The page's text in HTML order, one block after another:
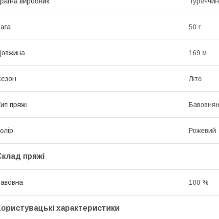
50 г
169 м
Літо
пряжі
Рожевий
пряжі
100 %
характеристики